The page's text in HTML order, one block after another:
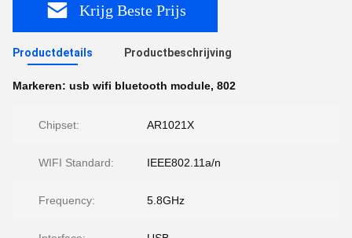
Krijg Beste Prijs
Productdetails Productbeschrijving
Markeren: usb wifi bluetooth module, 802
Chipset: AR1021X
WIFI Standard: IEEE802.11a/n
Frequency: 5.8GHz